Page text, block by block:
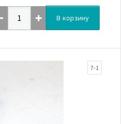
В корзину
7-1